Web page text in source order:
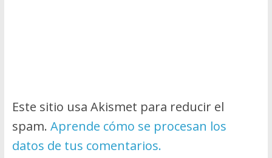
Este sitio usa Akismet para reducir el
spam. Aprende cómo se procesan los
datos de tus comentarios.